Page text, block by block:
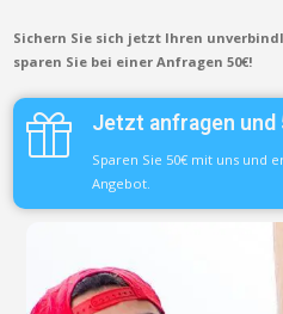
Sichern Sie sich jetzt Ihren
sparen Sie bei einer Anfragen 50€!
Jetzt anfragen und
Sparen Sie 50€ mit uns und
Angebot.